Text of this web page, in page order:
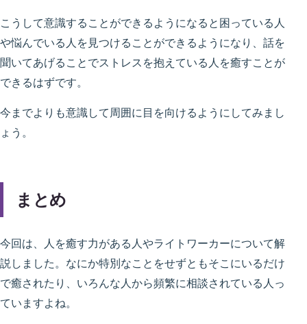
こうして意識することができるようになると困っている人
や悩んでいる人を見つけることができるようになり、話を
聞いてあげることでストレスを抱えている人を癒すことが
できるはずです。
今までよりも意識して周囲に目を向ける ようにしてみまし
ょう。
まとめ
今回は、人を癒す力がある人やライトワーカーについて解
説しました。なにか特別なことをせずともそこにいるだけ
で癒されたり、いろんな人から頻繁に相談されている人っ
ていますよね。